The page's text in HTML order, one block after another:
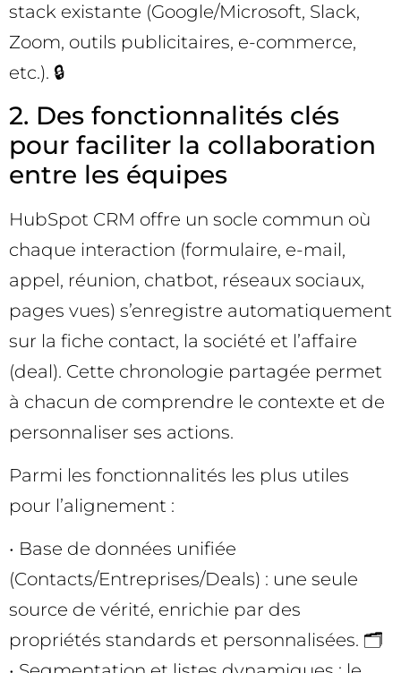
stack existante (Google/Microsoft, Slack,
Zoom, outils publicitaires, e-commerce,
etc.). 🔒
2. Des fonctionnalités clés
pour faciliter la collaboration
entre les équipes
HubSpot CRM offre un socle commun où
chaque interaction (formulaire, e-mail,
appel, réunion, chatbot, réseaux sociaux,
pages vues) s’enregistre automatiquement
sur la fiche contact, la société et l’affaire
(deal). Cette chronologie partagée permet
à chacun de comprendre le contexte et de
personnaliser ses actions.
Parmi les fonctionnalités les plus utiles
pour l’alignement :
• Base de données unifiée
(Contacts/Entreprises/Deals) : une seule
source de vérité, enrichie par des
propriétés standards et personnalisées. 🗂️